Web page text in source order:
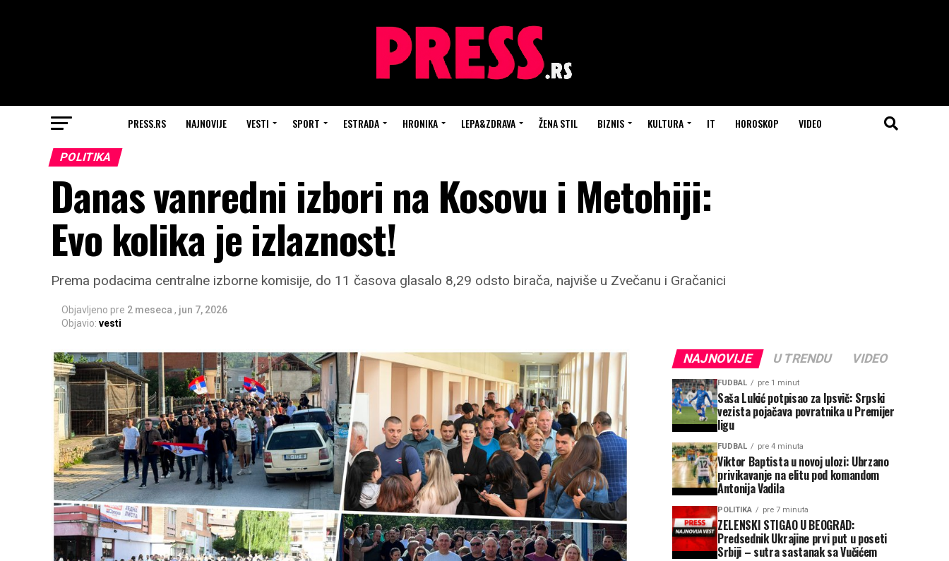
PRESS.RS NAJNOVIJE VESTI SPORT ESTRADA HRONIKA LEPA&ZDRAVA ŽENA STIL BIZNIS KULTURA IT HOROSKOP VIDEO
POLITIKA
Danas vanredni izbori na Kosovu i Metohiji:
Evo kolika je izlaznost!
Prema podacima centralne izborne komisije, do 11 časova glasalo 8,29 odsto birača, najviše u Zvečanu i Gračanici
Objavljeno pre 2 meseca , jun 7, 2026
Objavio: vesti
NAJNOVIJE U TRENDU VIDEO
FUDBAL pre 1 minut
Saša Lukić potpisao za Ipsvič: Srpski
vezista pojačava povratnika u Premijer
ligu
FUDBAL pre 4 minuta
Viktor Baptista u novoj ulozi: Ubrzano
privikavanje na elitu pod komandom
Antonija Vadila
POLITIKA pre 7 minuta
ZELENSKI STIGAO U BEOGRAD:
Predsednik Ukrajine prvi put u poseti
Srbiji – sutra sastanak sa Vučićem